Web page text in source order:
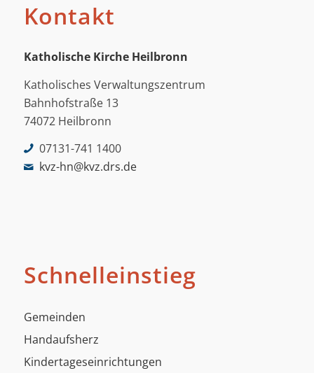
Kontakt
Katholische Kirche Heilbronn
Katholisches Verwaltungszentrum
Bahnhofstraße 13
74072 Heilbronn
07131-741 1400
kvz-hn@kvz.drs.de
Schnelleinstieg
Gemeinden
Handaufsherz
Kindertageseinrichtungen